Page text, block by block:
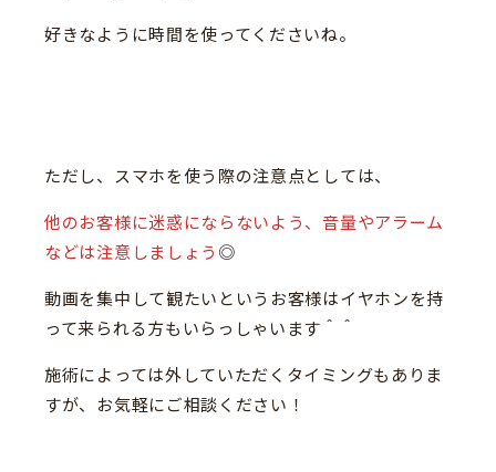
好きなように時間を使ってくださいね。
ただし、スマホを使う際の注意点としては、
他のお客様に迷惑にならないよう、音量やアラーム
などは注意しましょう ◎
動画を集中して観たいというお客様はイヤホンを持
って来られる方もいらっしゃいます＾＾
施術によっては外していただくタイミングもありま
すが、お気軽にご相談ください！